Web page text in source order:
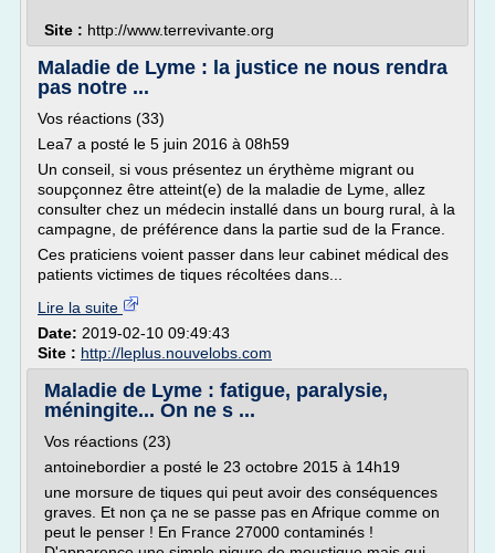
Site : http://www.terrevivante.org
Maladie de Lyme : la justice ne nous rendra
pas notre ...
Vos réactions (33)
Lea7 a posté le 5 juin 2016 à 08h59
Un conseil, si vous présentez un érythème migrant ou
soupçonnez être atteint(e) de la maladie de Lyme, allez
consulter chez un médecin installé dans un bourg rural, à la
campagne, de préférence dans la partie sud de la France.
Ces praticiens voient passer dans leur cabinet médical des
patients victimes de tiques récoltées dans...
Lire la suite
Date: 2019-02-10 09:49:43
Site : http://leplus.nouvelobs.com
Maladie de Lyme : fatigue, paralysie,
méningite... On ne s ...
Vos réactions (23)
antoinebordier a posté le 23 octobre 2015 à 14h19
une morsure de tiques qui peut avoir des conséquences
graves. Et non ça ne se passe pas en Afrique comme on
peut le penser ! En France 27000 contaminés !